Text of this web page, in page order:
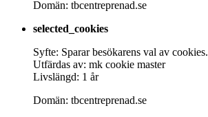
Domän: tbcentreprenad.se
selected_cookies
Syfte: Sparar besökarens val av cookies.
Utfärdas av: mk cookie master
Livslängd: 1 år
Domän: tbcentreprenad.se